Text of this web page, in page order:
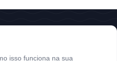
isso funciona na sua